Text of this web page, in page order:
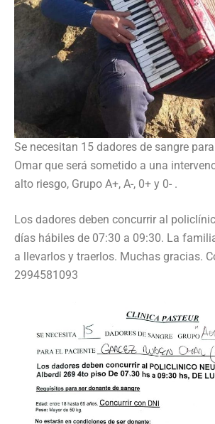
Se necesitan 15 dadores de sangre
Omar que será sometido a una
alto riesgo, Grupo A+, A-, 0+ y 0- .
Los dadores deben concurrir al
días hábiles de 07:30 a 09:30. La
a llevarlos y traerlos. Muchas gracias.
2994581093